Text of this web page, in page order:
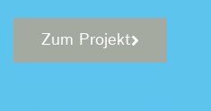
Zum Projekt